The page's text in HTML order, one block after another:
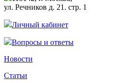
ул. Речников д. 21. стр. 1
Личный кабинет
Вопросы и ответы
Новости
Статьи